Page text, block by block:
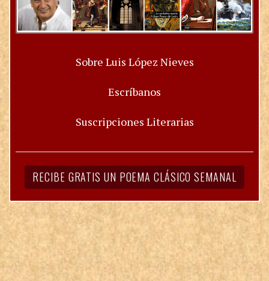
Sobre Luis López Nieves
Escríbanos
Suscripciones Literarias
RECIBE GRATIS UN POEMA CLÁSICO SEMANAL